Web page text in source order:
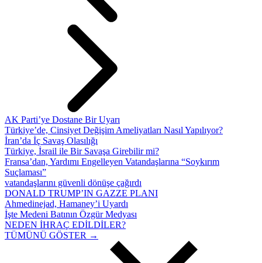
AK Parti’ye Dostane Bir Uyarı
Türkiye’de, Cinsiyet Değişim Ameliyatları Nasıl Yapılıyor?
İran’da İç Savaş Olasılığı
Türkiye, İsrail ile Bir Savaşa Girebilir mi?
Fransa’dan, Yardımı Engelleyen Vatandaşlarına “Soykırım
Suçlaması”
vatandaşlarını güvenli dönüşe çağırdı
DONALD TRUMP’IN GAZZE PLANI
Ahmedinejad, Hamaney’i Uyardı
İşte Medeni Batının Özgür Medyası
NEDEN İHRAÇ EDİLDİLER?
TÜMÜNÜ GÖSTER →